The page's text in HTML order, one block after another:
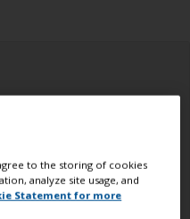
to the storing of cookies
analyze site usage, and
Statement for more